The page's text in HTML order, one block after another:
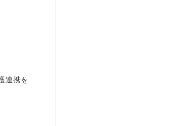
連携を